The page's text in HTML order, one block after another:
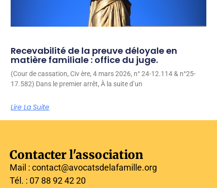
Recevabilité de la preuve déloyale en
matière familiale : office du juge.
(Cour de cassation, Civ ère, 4 mars 2026, n° 24-12.114 & n°25-
17.582) Dans le premier arrêt, À la suite d’un
Lire La Suite
Contacter l'association
Mail : contact@avocatsdelafamille.org
Tél. : 07 88 92 42 20